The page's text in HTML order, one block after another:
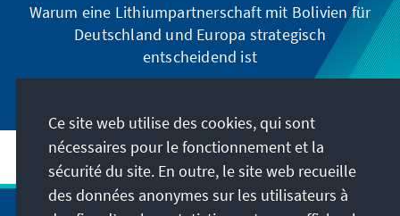
Warum eine Lithiumpartnerschaft mit Bolivien für
Deutschland und Europa strategisch
entscheidend ist
Ce site web utilise des cookies, qui sont
nécessaires pour le fonctionnement et la
sécurité du site. En outre, le site web recueille
des données anonymes sur les utilisateurs à